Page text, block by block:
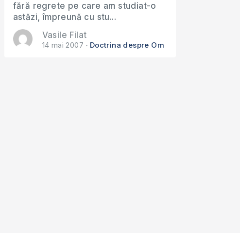
fără regrete pe care am studiat-o
astăzi, împreună cu stu...
Vasile Filat
14 mai 2007 Doctrina despre Om